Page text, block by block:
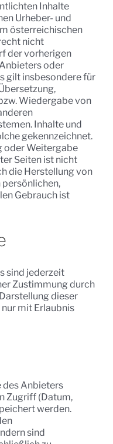
Inhalte
Urheber- und
österreichischen
nicht
der vorherigen
oder
gilt insbesondere für
Wiedergabe von
Inhalte und
gekennzeichnet.
oder Weitergabe
Seiten ist nicht
die Herstellung von
persönlichen,
Gebrauch ist
sind jederzeit
Zustimmung durch
dieser
mit Erlaubnis
des Anbieters
Zugriff (Datum,
werden.
sind